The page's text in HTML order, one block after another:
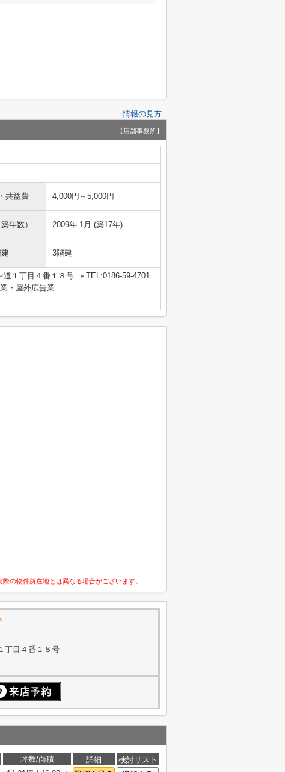
情報の見方
【店舗事務所】
共益費 4,000円～5,000円
年数） 2009年 1月 (築17年)
3階建
道１丁目４番１８号
TEL:0186-59-4701
・屋外広告業
の物件所在地とは異なる場合がございます。
丁目４番１８号
坪数/面積 詳細
検討リスト